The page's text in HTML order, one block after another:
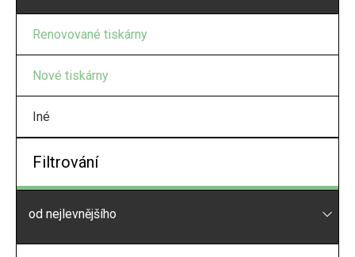
Renovované tiskárny
Nové tiskárny
Iné
Filtrování
od nejlevnějšího